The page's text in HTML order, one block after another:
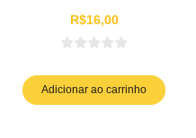
R$16,00
Adicionar ao carrinho